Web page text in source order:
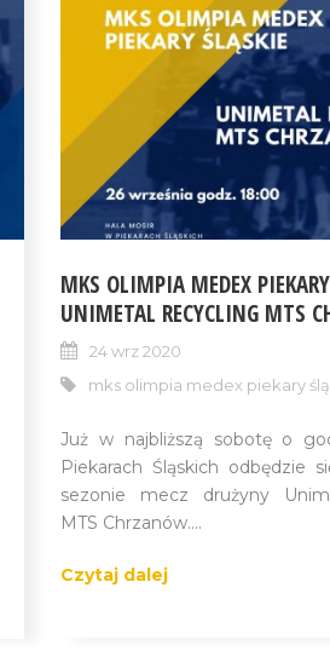
MKS OLIMPIA MEDEX
UNIMETAL RECYCLING MTS
24 wrz 2020
mks olimpia medex piekary
Już w najbliższą sobotę o
Piekarach Śląskich odbędzie
sezonie mecz drużyny
MTS Chrzanów....
Czytaj dalej